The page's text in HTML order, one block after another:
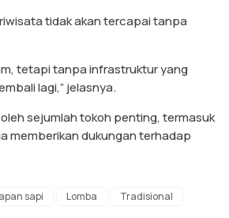
tidak akan tercapai tanpa
tetapi tanpa infrastruktur yang
lagi,” jelasnya.
sejumlah tokoh penting, termasuk
memberikan dukungan terhadap
sapi Lomba Tradisional